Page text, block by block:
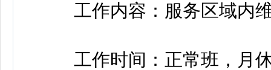
工作内容：服务区域内
工作时间：正常班，月